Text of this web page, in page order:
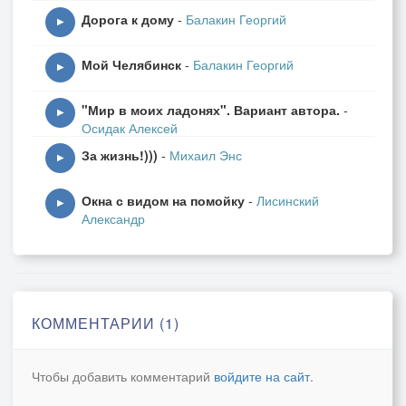
Что нас манит в край, где родились?
В мачтах сосен голубую высь
Пусть бегут года лихою колесницей
Здесь однажды мне пришлось родиться
Здесь однажды я б хотел уйти
Ты для меня всех ближе и роднее
Станция с названием “Кисегач”.
▶ Дорога к дому - Балакин Георгий
▶ Мой Челябинск - Балакин Георгий
▶ "Мир в моих ладонях". Вариант автора. -
Осидак Алексей
▶ За жизнь!))) - Михаил Энс
▶ Окна с видом на помойку - Лисинский
Александр
КОММЕНТАРИИ (1)
Чтобы добавить комментарий войдите на сайт.